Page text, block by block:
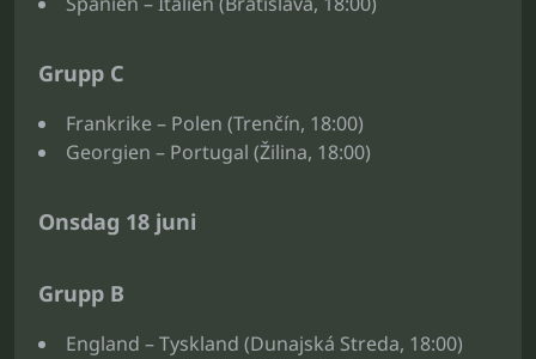
Grupp C
Frankrike – Polen (Trenčín, 18:00)
Georgien – Portugal (Žilina, 18:00)
Onsdag 18 juni
Grupp B
England – Tyskland (Dunajská Streda, 18:00)